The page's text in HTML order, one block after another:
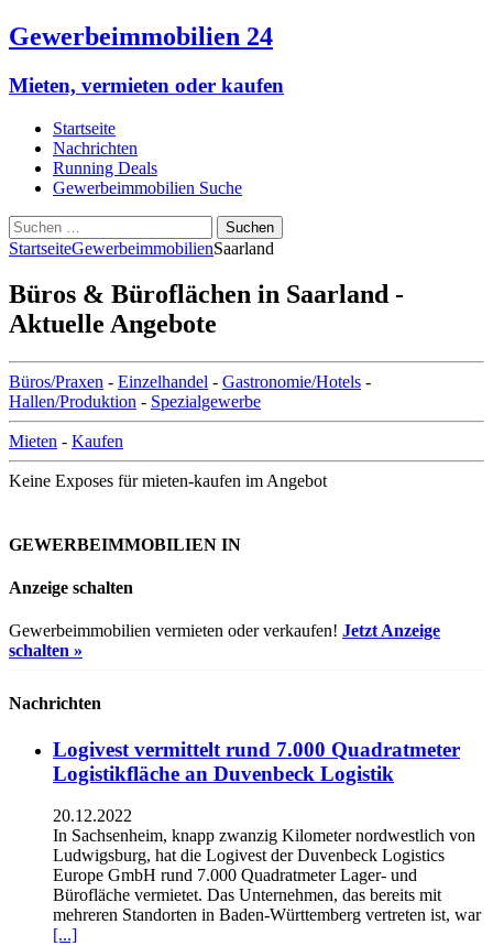
Gewerbeimmobilien 24
Mieten, vermieten oder kaufen
Startseite
Nachrichten
Running Deals
Gewerbeimmobilien Suche
Suchen
nach:
StartseiteGewerbeimmobilienSaarland
Büros & Büroflächen in Saarland -
Aktuelle Angebote
Büros/Praxen - Einzelhandel - Gastronomie/Hotels -
Hallen/Produktion - Spezialgewerbe
Mieten - Kaufen
Keine Exposes für mieten-kaufen im Angebot
GEWERBEIMMOBILIEN IN
Anzeige schalten
Gewerbeimmobilien vermieten oder verkaufen! Jetzt Anzeige
schalten »
Nachrichten
Logivest vermittelt rund 7.000 Quadratmeter
Logistikfläche an Duvenbeck Logistik
20.12.2022
In Sachsenheim, knapp zwanzig Kilometer nordwestlich von
Ludwigsburg, hat die Logivest der Duvenbeck Logistics
Europe GmbH rund 7.000 Quadratmeter Lager- und
Bürofläche vermietet. Das Unternehmen, das bereits mit
mehreren Standorten in Baden-Württemberg vertreten ist, war
[...]